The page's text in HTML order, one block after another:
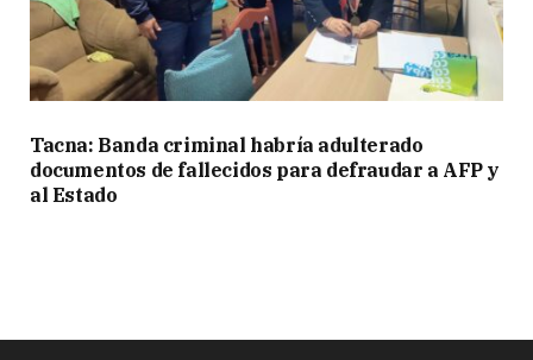
Tacna: Banda criminal habría adulterado
documentos de fallecidos para defraudar a AFP y
al Estado